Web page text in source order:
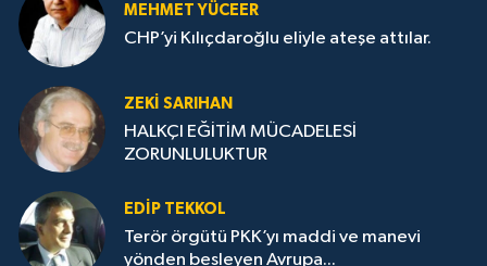
MEHMET YÜCEER
CHP’yi Kılıçdaroğlu eliyle ateşe attılar.
ZEKI SARIHAN
HALKÇI EĞİTİM MÜCADELESİ
ZORUNLULUKTUR
EDIP TEKKOL
Terör örgütü PKK’yı maddi ve manevi
yönden besleyen Avrupa...